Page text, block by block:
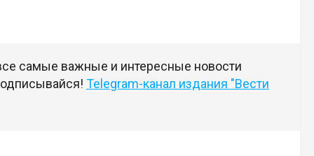
самые важные и интересные новости
Telegram-канал издания "Вести